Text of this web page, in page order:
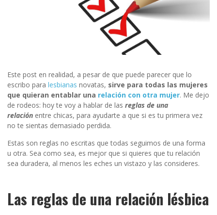
Este post en realidad, a pesar de que puede parecer que lo
escribo para lesbianas novatas, sirve para todas las mujeres
que quieran entablar una relación con otra mujer. Me dejo
de rodeos: hoy te voy a hablar de las reglas de una
relación entre chicas, para ayudarte a que si es tu primera vez
no te sientas demasiado perdida.
Estas son reglas no escritas que todas seguimos de una forma
u otra. Sea como sea, es mejor que si quieres que tu relación
sea duradera, al menos les eches un vistazo y las consideres.
Las reglas de una relación lésbica